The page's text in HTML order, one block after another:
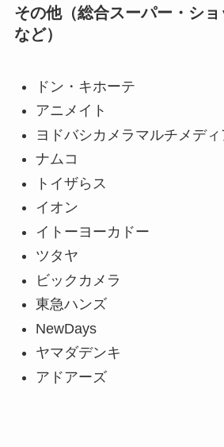
その他（総合スーパー・シ
など）
ドン・キホーテ
アニメイト
ヨドバシカメラマルチメディ
ナムコ
トイザらス
イオン
イトーヨーカドー
ツタヤ
ビックカメラ
東急ハンズ
NewDays
ヤマダデンキ
アドアーズ